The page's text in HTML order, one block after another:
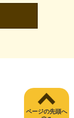
ページの先頭へ